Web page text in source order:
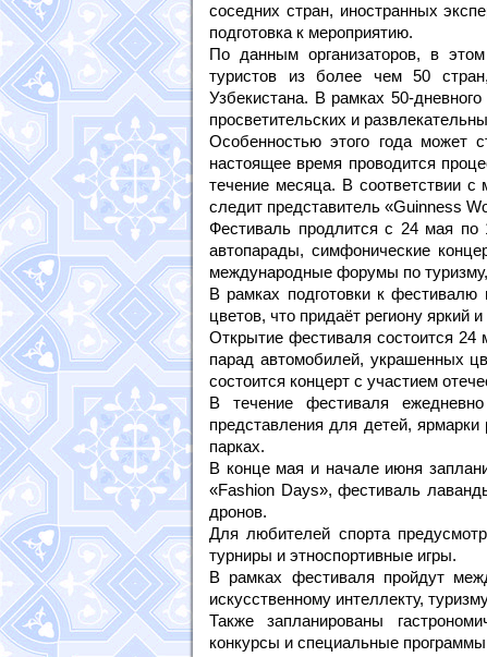
соседних стран, иностранных
подготовка к мероприятию.
По данным организаторов, в
туристов из более чем 50
Узбекистана. В рамках 50-
просветительских и
Особенностью этого года может
настоящее время проводится
течение месяца. В соответствии
следит представитель «Guinness
Фестиваль продлится с 24 мая по
автопарады, симфонические
международные форумы по
В рамках подготовки к
цветов, что придаёт региону яркий
Открытие фестиваля состоится 24
парад автомобилей, украшенных
состоится концерт с участием
В течение фестиваля
представления для детей,
парках.
В конце мая и начале июня
«Fashion Days», фестиваль
дронов.
Для любителей спорта
турниры и этноспортивные игры.
В рамках фестиваля пройдут
искусственному интеллекту,
Также запланированы
конкурсы и специальные